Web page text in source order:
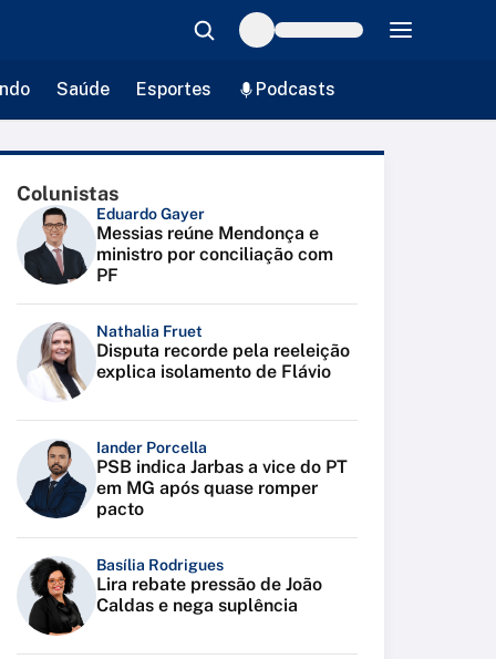
Saúde Esportes Podcasts
Colunistas
Eduardo Gayer
Messias reúne Mendonça e
ministro por conciliação com
PF
Nathalia Fruet
Disputa recorde pela reeleição
explica isolamento de Flávio
Iander Porcella
PSB indica Jarbas a vice do PT
em MG após quase romper
pacto
Basília Rodrigues
Lira rebate pressão de João
Caldas e nega suplência